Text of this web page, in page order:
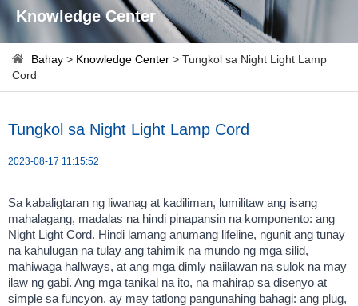
Knowledge Center
Bahay > Knowledge Center > Tungkol sa Night Light Lamp
Cord
Tungkol sa Night Light Lamp Cord
2023-08-17 11:15:52
Sa kabaligtaran ng liwanag at kadiliman, lumilitaw ang isang
mahalagang, madalas na hindi pinapansin na komponento: ang
Night Light Cord. Hindi lamang anumang lifeline, ngunit ang tunay
na kahulugan na tulay ang tahimik na mundo ng mga silid,
mahiwaga hallways, at ang mga dimly naiilawan na sulok na may
ilaw ng gabi. Ang mga tanikal na ito, na mahirap sa disenyo at
simple sa funcyon, ay may tatlong pangunahing bahagi: ang plug,